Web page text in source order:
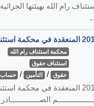
رام الله بهيئتها
محكمة استئناف رام الله
استئناف حقوق
حقوق / التأمين / حساب